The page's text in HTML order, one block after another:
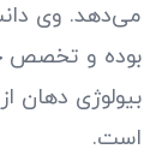
می‌دهد. وی
بوده و تخصص
است.